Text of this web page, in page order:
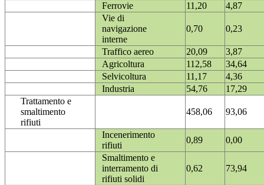
Ferrovie
11,20
4,87
Vie di
navigazione
interne
0,70 0,23
Traffico aereo 20,09
3,87
Agricoltura
112,58
34,64
Selvicoltura
11,17
4,36
Industria
54,76
17,29
Trattamento e
smaltimento
rifiuti
458,06 93,06
Incenerimento
rifiuti
0,89
0,00
Smaltimento e
interramento di
rifiuti solidi
0,62 73,94